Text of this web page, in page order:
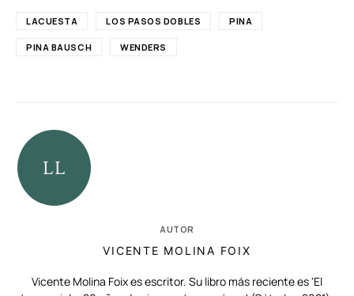
LACUESTA LOS PASOS DOBLES PINA
PINA BAUSCH WENDERS
AUTOR
VICENTE MOLINA FOIX
Vicente Molina Foix es escritor. Su libro más reciente es 'El